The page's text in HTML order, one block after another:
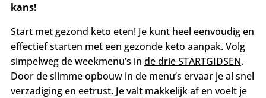
kans!
Start met gezond keto eten! Je kunt heel eenvoudig en
effectief starten met een gezonde keto aanpak. Volg
simpelweg de weekmenu’s in de drie STARTGIDSEN.
Door de slimme opbouw in de menu’s ervaar je al snel
verzadiging en eetrust. Je valt makkelijk af en voelt je